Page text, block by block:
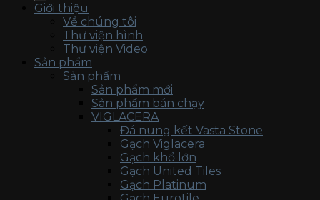
Giới thiệu
Về chúng tôi
Thư viện hình
Thư viện Video
Sản phẩm
Sản phẩm
Sản phẩm mới
Sản phẩm bán chạy
VIGLACERA
Đá nung kết Vasta Stone
Gạch Viglacera
Gạch khổ lớn
Gạch United Tiles
Gạch Platinum